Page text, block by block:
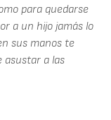
para quedarse
a un hijo jamás lo
sus manos te
asustar a las